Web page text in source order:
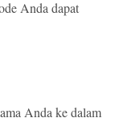
Anda dapat
Anda ke dalam